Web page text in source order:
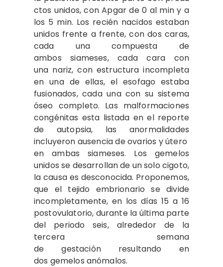
ctos unidos, con Apgar de 0 al min y a
los 5 min. Los recién nacidos estaban
unidos frente a frente, con dos caras,
cada una compuesta de
ambos siameses, cada cara con
una nariz, con estructura incompleta
en una de ellas, el esofago estaba
fusionados, cada una con su sistema
óseo completo. Las malformaciones
congénitas esta listada en el reporte
de autopsia, las anormalidades
incluyeron ausencia de ovarios y útero
en ambas siameses. Los gemelos
unidos se desarrollan de un solo cigoto,
la causa es desconocida. Proponemos,
que el tejido embrionario se divide
incompletamente, en los días 15 a 16
postovulatorio, durante la última parte
del periodo seis, alrededor de la
tercera semana
de gestación resultando en
dos gemelos anómalos.